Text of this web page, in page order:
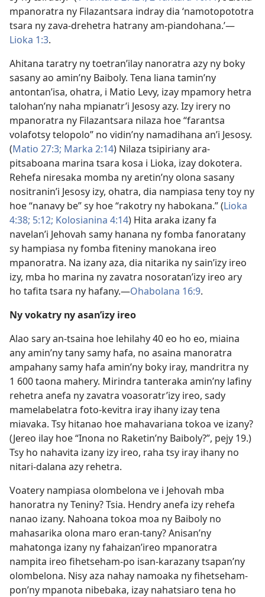
mpanoratra ny Filazantsara indray dia ‘namotopototra
tsara ny zava-drehetra hatrany am-piandohana.’—
Lioka 1:3.
Ahitana taratry ny toetran’ilay nanoratra azy ny boky
sasany ao amin’ny Baiboly. Tena liana tamin’ny
antontan’isa, ohatra, i Matio Levy, izay mpamory hetra
talohan’ny naha mpianatr’i Jesosy azy. Izy irery no
mpanoratra ny Filazantsara nilaza hoe “farantsa
volafotsy telopolo” no vidin’ny namadihana an’i Jesosy.
(Matio 27:3; Marka 2:14) Nilaza tsipiriany ara-
pitsaboana marina tsara kosa i Lioka, izay dokotera.
Rehefa niresaka momba ny aretin’ny olona sasany
nositranin’i Jesosy izy, ohatra, dia nampiasa teny toy ny
hoe “nanavy be” sy hoe “rakotry ny habokana.” (Lioka
4:38; 5:12; Kolosianina 4:14) Hita araka izany fa
navelan’i Jehovah samy hanana ny fomba fanoratany
sy hampiasa ny fomba fiteniny manokana ireo
mpanoratra. Na izany aza, dia nitarika ny sain’izy ireo
izy, mba ho marina ny zavatra nosoratan’izy ireo ary
ho tafita tsara ny hafany.—Ohabolana 16:9.
Ny vokatry ny asan’izy ireo
Alao sary an-tsaina hoe lehilahy 40 eo ho eo, miaina
any amin’ny tany samy hafa, no asaina manoratra
ampahany samy hafa amin’ny boky iray, mandritra ny
1 600 taona mahery. Mirindra tanteraka amin’ny lafiny
rehetra anefa ny zavatra voasoratr’izy ireo, sady
mamelabelatra foto-kevitra iray ihany izay tena
miavaka. Tsy hitanao hoe mahavariana tokoa ve izany?
(Jereo ilay hoe “Inona no Raketin’ny Baiboly?”, pejy 19.)
Tsy ho nahavita izany izy ireo, raha tsy iray ihany no
nitari-dalana azy rehetra.
Voatery nampiasa olombelona ve i Jehovah mba
hanoratra ny Teniny? Tsia. Hendry anefa izy rehefa
nanao izany. Nahoana tokoa moa ny Baiboly no
mahasarika olona maro eran-tany? Anisan’ny
mahatonga izany ny fahaizan’ireo mpanoratra
nampita ireo fihetseham-po isan-karazany tsapan’ny
olombelona. Nisy aza nahay namoaka ny fihetseham-
pon’ny mpanota nibebaka, izay nahatsiaro tena ho